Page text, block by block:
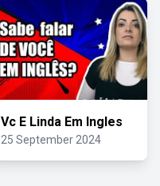
Vc E Linda Em Ingles
25 September 2024